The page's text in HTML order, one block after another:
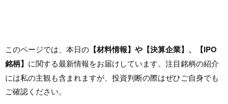
このページでは、本日の 【材料情報】や【決算企業】、【IPO
銘柄】 に関する最新情報をお届けしています。注目銘柄の紹介
には私の主観も含まれますが、投資判断の際はぜひご自身でも
ご確認ください。